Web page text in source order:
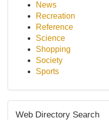
News
Recreation
Reference
Science
Shopping
Society
Sports
Web Directory Search